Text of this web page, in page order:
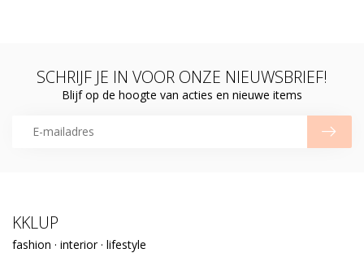
SCHRIJF JE IN VOOR ONZE NIEUWSBRIEF!
Blijf op de hoogte van acties en nieuwe items
KKLUP
fashion · interior · lifestyle